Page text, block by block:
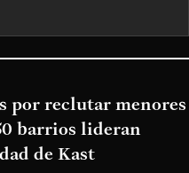
por reclutar menores
barrios lideran
de Kast